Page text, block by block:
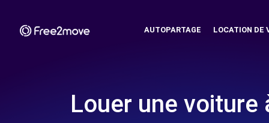
AUTOPARTAGE LOCATION DE
Louer une voiture